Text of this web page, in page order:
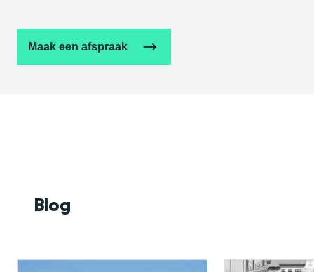
Maak een afspraak
Blog